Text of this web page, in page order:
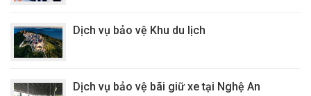
Dịch vụ bảo vệ Khu du lịch
Dịch vụ bảo vệ bãi giữ xe tại Nghệ An